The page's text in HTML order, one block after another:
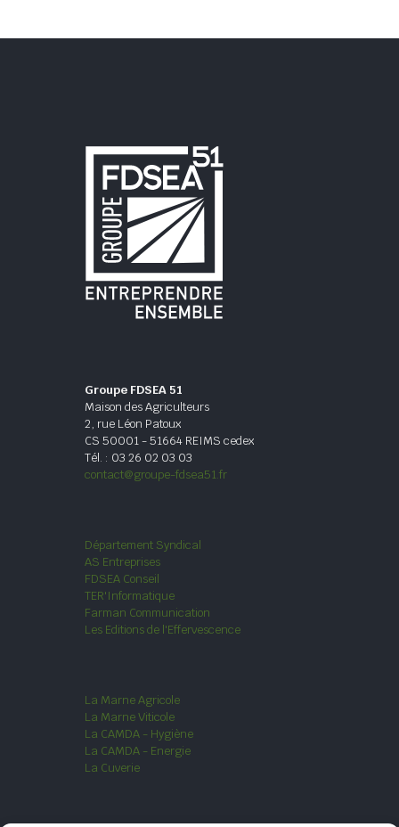
Groupe FDSEA 51
Maison des Agriculteurs
2, rue Léon Patoux
CS 50001 - 51664 REIMS cedex
Tél. : 03 26 02 03 03
contact@groupe-fdsea51.fr
Département Syndical
AS Entreprises
FDSEA Conseil
TER'Informatique
Farman Communication
Les Editions de l'Effervescence
La Marne Agricole
La Marne Viticole
La CAMDA - Hygiène
La CAMDA - Energie
La Cuverie